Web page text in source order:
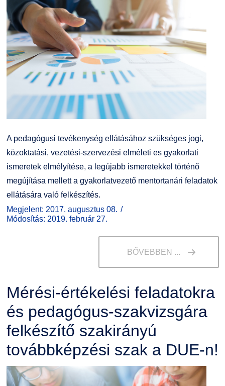
Kiemelt ösztöndíjak
Nemzetközi Lehetőségek
Szolgáltatások
Fordítási Szolgáltatások
GY.I.K.
K+F+I
Átjelentkezőknek
Kapcsolat
TDK/Tehetségnap
Online Studium
Együttműködő partnereink
A pedagógusi tevékenység ellátásához szükséges jogi,
közoktatási, vezetési-szervezési elméleti es gyakorlati
ismeretek elmélyítése, a legújabb ismeretekkel történő
megújítása mellett a gyakorlatvezető mentortanári feladatok
ellátására való felkészítés.
Megjelent: 2017. augusztus 08.
Módosítás: 2019. február 27.
BŐVEBBEN ...
Mérési-értékelési feladatokra
és pedagógus-szakvizsgára
felkészítő szakirányú
továbbképzési szak a DUE-n!